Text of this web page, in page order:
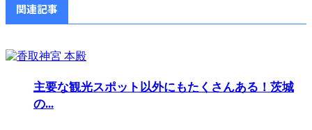
関連記事
主要な観光スポット以外にもたくさんある！茨城
の...